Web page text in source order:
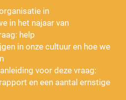
in
in het najaar van
help
in onze cultuur en hoe we
voor deze vraag:
en een aantal ernstige